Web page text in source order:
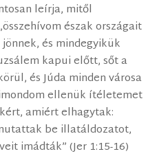
leírja, mitől
észak országait
és mindegyikük
kapui előtt, sőt a
és Júda minden városa
ellenük ítéletemet
amiért elhagytak:
be illatáldozatot,
imádták” (Jer 1:15-16)